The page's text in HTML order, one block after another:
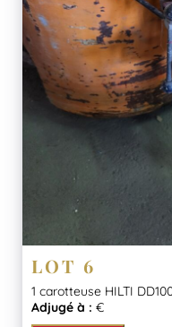
LOT 6
1 carotteuse HILTI
Adjugé à : €